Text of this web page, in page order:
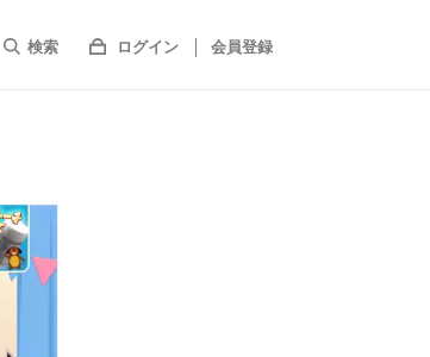
検索 ログイン 会員登録